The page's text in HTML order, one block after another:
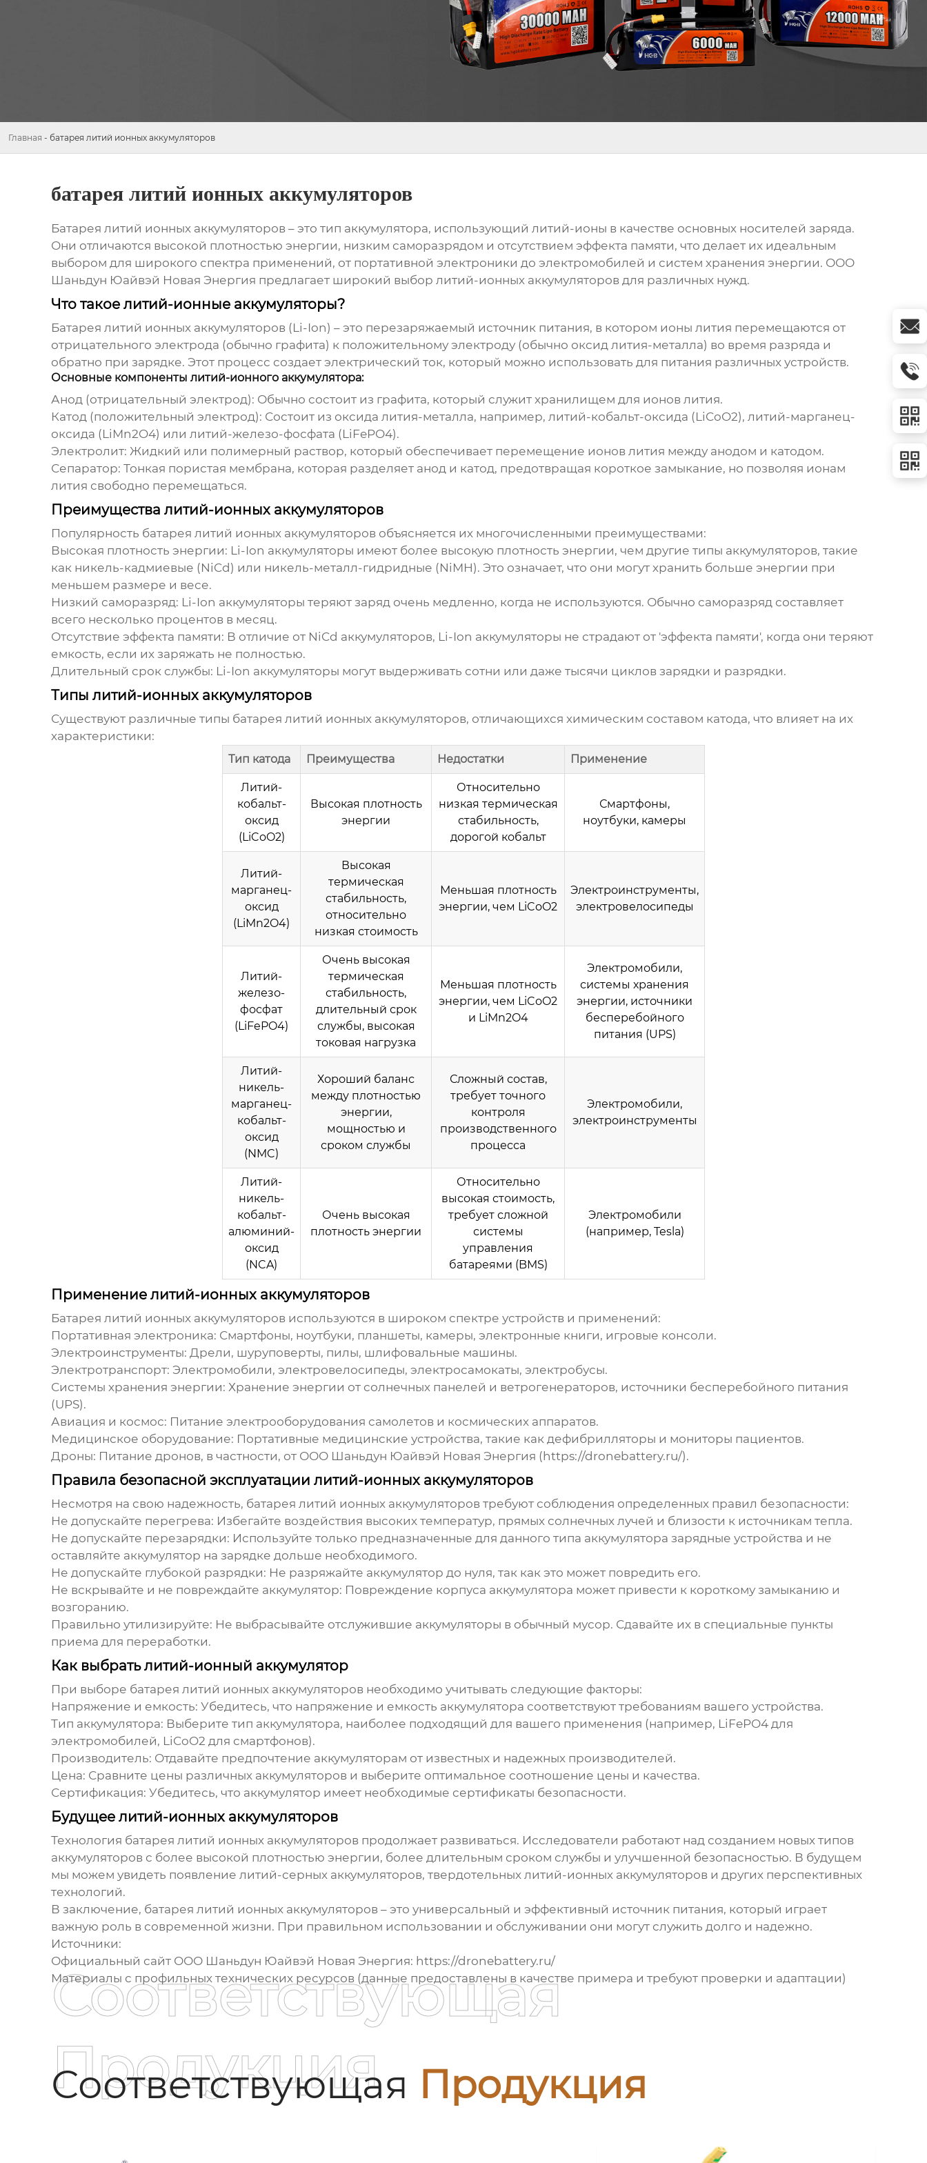
Главная - батарея литий ионных аккумуляторов
батарея литий ионных аккумуляторов
Батарея литий ионных аккумуляторов– это тип аккумулятора, использующий литий-ионы в качестве основных носителей заряда.
Они отличаются высокой плотностью энергии, низким саморазрядом и отсутствием эффекта памяти, что делает их идеальным
выбором для широкого спектра применений, от портативной электроники до электромобилей и систем хранения энергии. ООО
Шаньдун Юайвэй Новая Энергия предлагает широкий выбор литий-ионных аккумуляторов для различных нужд.
Что такое литий-ионные аккумуляторы?
Батарея литий ионных аккумуляторов(Li-Ion) – это перезаряжаемый источник питания, в котором ионы лития перемещаются от
отрицательного электрода (обычно графита) к положительному электроду (обычно оксид лития-металла) во время разряда и
обратно при зарядке. Этот процесс создает электрический ток, который можно использовать для питания различных устройств.
Основные компоненты литий-ионного аккумулятора:
Анод (отрицательный электрод): Обычно состоит из графита, который служит хранилищем для ионов лития.
Катод (положительный электрод): Состоит из оксида лития-металла, например, литий-кобальт-оксида (LiCoO2), литий-марганец-
оксида (LiMn2O4) или литий-железо-фосфата (LiFePO4).
Электролит: Жидкий или полимерный раствор, который обеспечивает перемещение ионов лития между анодом и катодом.
Сепаратор: Тонкая пористая мембрана, которая разделяет анод и катод, предотвращая короткое замыкание, но позволяя ионам
лития свободно перемещаться.
Преимущества литий-ионных аккумуляторов
Популярность батарея литий ионных аккумуляторовобъясняется их многочисленными преимуществами:
Высокая плотность энергии: Li-Ion аккумуляторы имеют более высокую плотность энергии, чем другие типы аккумуляторов, такие
как никель-кадмиевые (NiCd) или никель-металл-гидридные (NiMH). Это означает, что они могут хранить больше энергии при
меньшем размере и весе.
Низкий саморазряд: Li-Ion аккумуляторы теряют заряд очень медленно, когда не используются. Обычно саморазряд составляет
всего несколько процентов в месяц.
Отсутствие эффекта памяти: В отличие от NiCd аккумуляторов, Li-Ion аккумуляторы не страдают от 'эффекта памяти', когда они теряют
емкость, если их заряжать не полностью.
Длительный срок службы: Li-Ion аккумуляторы могут выдерживать сотни или даже тысячи циклов зарядки и разрядки.
Типы литий-ионных аккумуляторов
Существуют различные типы батарея литий ионных аккумуляторов, отличающихся химическим составом катода, что влияет на их
характеристики:
Тип катода Преимущества Недостатки Применение
Литий-
кобальт-
оксид
(LiCoO2)
Высокая плотность
энергии
Относительно
низкая термическая
стабильность,
дорогой кобальт
Смартфоны,
ноутбуки, камеры
Литий-
марганец-
оксид
(LiMn2O4)
Высокая
термическая
стабильность,
относительно
низкая стоимость
Меньшая плотность
энергии, чем LiCoO2
Электроинструменты,
электровелосипеды
Литий-
железо-
фосфат
(LiFePO4)
Очень высокая
термическая
стабильность,
длительный срок
службы, высокая
токовая нагрузка
Меньшая плотность
энергии, чем LiCoO2
и LiMn2O4
Электромобили,
системы хранения
энергии, источники
бесперебойного
питания (UPS)
Литий-
никель-
марганец-
кобальт-
оксид
(NMC)
Хороший баланс
между плотностью
энергии,
мощностью и
сроком службы
Сложный состав,
требует точного
контроля
производственного
процесса
Электромобили,
электроинструменты
Литий-
никель-
кобальт-
алюминий-
оксид
(NCA)
Очень высокая
плотность энергии
Относительно
высокая стоимость,
требует сложной
системы
управления
батареями (BMS)
Электромобили
(например, Tesla)
Применение литий-ионных аккумуляторов
Батарея литий ионных аккумуляторовиспользуются в широком спектре устройств и применений:
Портативная электроника: Смартфоны, ноутбуки, планшеты, камеры, электронные книги, игровые консоли.
Электроинструменты: Дрели, шуруповерты, пилы, шлифовальные машины.
Электротранспорт: Электромобили, электровелосипеды, электросамокаты, электробусы.
Системы хранения энергии: Хранение энергии от солнечных панелей и ветрогенераторов, источники бесперебойного питания
(UPS).
Авиация и космос: Питание электрооборудования самолетов и космических аппаратов.
Медицинское оборудование: Портативные медицинские устройства, такие как дефибрилляторы и мониторы пациентов.
Дроны: Питание дронов, в частности, от ООО Шаньдун Юайвэй Новая Энергия ( https://dronebattery.ru/).
Правила безопасной эксплуатации литий-ионных аккумуляторов
Несмотря на свою надежность, батарея литий ионных аккумуляторовтребуют соблюдения определенных правил безопасности:
Не допускайте перегрева: Избегайте воздействия высоких температур, прямых солнечных лучей и близости к источникам тепла.
Не допускайте перезарядки: Используйте только предназначенные для данного типа аккумулятора зарядные устройства и не
оставляйте аккумулятор на зарядке дольше необходимого.
Не допускайте глубокой разрядки: Не разряжайте аккумулятор до нуля, так как это может повредить его.
Не вскрывайте и не повреждайте аккумулятор: Повреждение корпуса аккумулятора может привести к короткому замыканию и
возгоранию.
Правильно утилизируйте: Не выбрасывайте отслужившие аккумуляторы в обычный мусор. Сдавайте их в специальные пункты
приема для переработки.
Как выбрать литий-ионный аккумулятор
При выборе батарея литий ионных аккумуляторовнеобходимо учитывать следующие факторы:
Напряжение и емкость: Убедитесь, что напряжение и емкость аккумулятора соответствуют требованиям вашего устройства.
Тип аккумулятора: Выберите тип аккумулятора, наиболее подходящий для вашего применения (например, LiFePO4 для
электромобилей, LiCoO2 для смартфонов).
Производитель: Отдавайте предпочтение аккумуляторам от известных и надежных производителей.
Цена: Сравните цены различных аккумуляторов и выберите оптимальное соотношение цены и качества.
Сертификация: Убедитесь, что аккумулятор имеет необходимые сертификаты безопасности.
Будущее литий-ионных аккумуляторов
Технология батарея литий ионных аккумуляторовпродолжает развиваться. Исследователи работают над созданием новых типов
аккумуляторов с более высокой плотностью энергии, более длительным сроком службы и улучшенной безопасностью. В будущем
мы можем увидеть появление литий-серных аккумуляторов, твердотельных литий-ионных аккумуляторов и других перспективных
технологий.
В заключение, батарея литий ионных аккумуляторов– это универсальный и эффективный источник питания, который играет
важную роль в современной жизни. При правильном использовании и обслуживании они могут служить долго и надежно.
Источники:
Официальный сайт ООО Шаньдун Юайвэй Новая Энергия: https://dronebattery.ru/
Материалы с профильных технических ресурсов (данные предоставлены в качестве примера и требуют проверки и адаптации)
Соответствующая Продукция
Соответствующая
Продукция